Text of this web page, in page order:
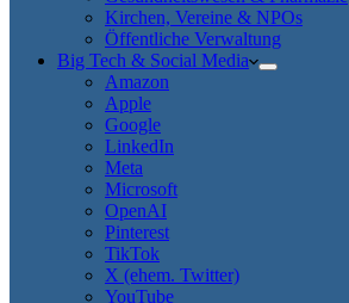
Kirchen, Vereine & NPOs
Öffentliche Verwaltung
Big Tech & Social Media
Amazon
Apple
Google
LinkedIn
Meta
Microsoft
OpenAI
Pinterest
TikTok
X (ehem. Twitter)
YouTube